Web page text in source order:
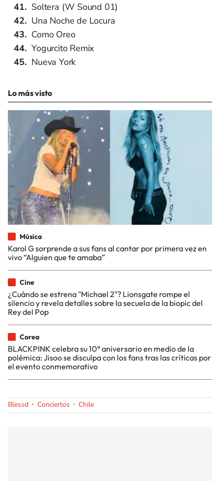
Soltera (W Sound 01)
Una Noche de Locura
Como Oreo
Yogurcito Remix
Nueva York
Lo más visto
Música
Karol G sorprende a sus fans al cantar por primera vez en
vivo “Alguien que te amaba”
Cine
¿Cuándo se estrena "Michael 2"? Lionsgate rompe el
silencio y revela detalles sobre la secuela de la biopic del
Rey del Pop
Corea
BLACKPINK celebra su 10° aniversario en medio de la
polémica: Jisoo se disculpa con los fans tras las críticas por
el evento conmemorativo
Blessd Conciertos Chile